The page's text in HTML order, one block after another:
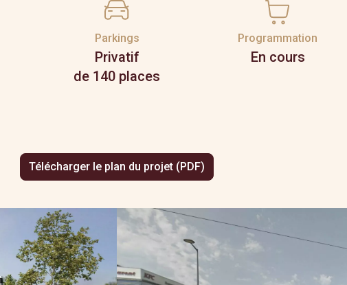
Parkings
Privatif
de 140 places
Programmation
En cours
Télécharger le plan du projet (PDF)